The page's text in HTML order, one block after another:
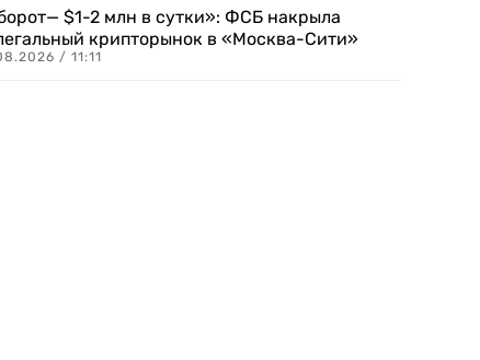
$1-2 млн в сутки»: ФСБ накрыла
крипторынок в «Москва-Сити»
/ 11:11